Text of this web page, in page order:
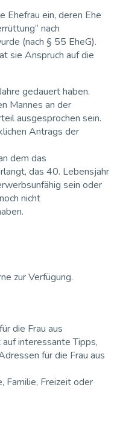
Ehefrau ein, deren Ehe
nach
(nach § 55 EheG).
sie Anspruch auf die
gedauert haben.
Mannes an der
ausgesprochen sein.
Antrags der
dem das
das 40. Lebensjahr
sein oder
nicht
zur Verfügung.
die Frau aus
interessante Tipps,
für die Frau aus
Familie, Freizeit oder